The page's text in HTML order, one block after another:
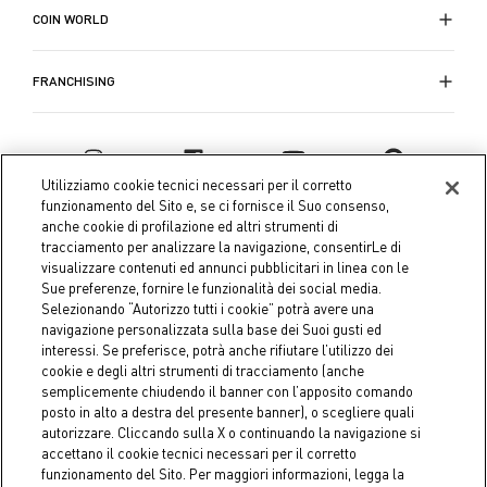
COIN WORLD
FRANCHISING
Coin S.p.A. Tax code / VAT number 04391480276, share capital
€ 10.000.000,00 fully paid up
Company data Cookie Policy Privacy Policy
Legal
Notice
Utilizziamo cookie tecnici necessari per il corretto
funzionamento del Sito e, se ci fornisce il Suo consenso,
anche cookie di profilazione ed altri strumenti di
tracciamento per analizzare la navigazione, consentirLe di
visualizzare contenuti ed annunci pubblicitari in linea con le
Sue preferenze, fornire le funzionalità dei social media.
Selezionando “Autorizzo tutti i cookie” potrà avere una
navigazione personalizzata sulla base dei Suoi gusti ed
interessi. Se preferisce, potrà anche rifiutare l’utilizzo dei
cookie e degli altri strumenti di tracciamento (anche
semplicemente chiudendo il banner con l’apposito comando
posto in alto a destra del presente banner), o scegliere quali
autorizzare. Cliccando sulla X o continuando la navigazione si
accettano il cookie tecnici necessari per il corretto
funzionamento del Sito. Per maggiori informazioni, legga la